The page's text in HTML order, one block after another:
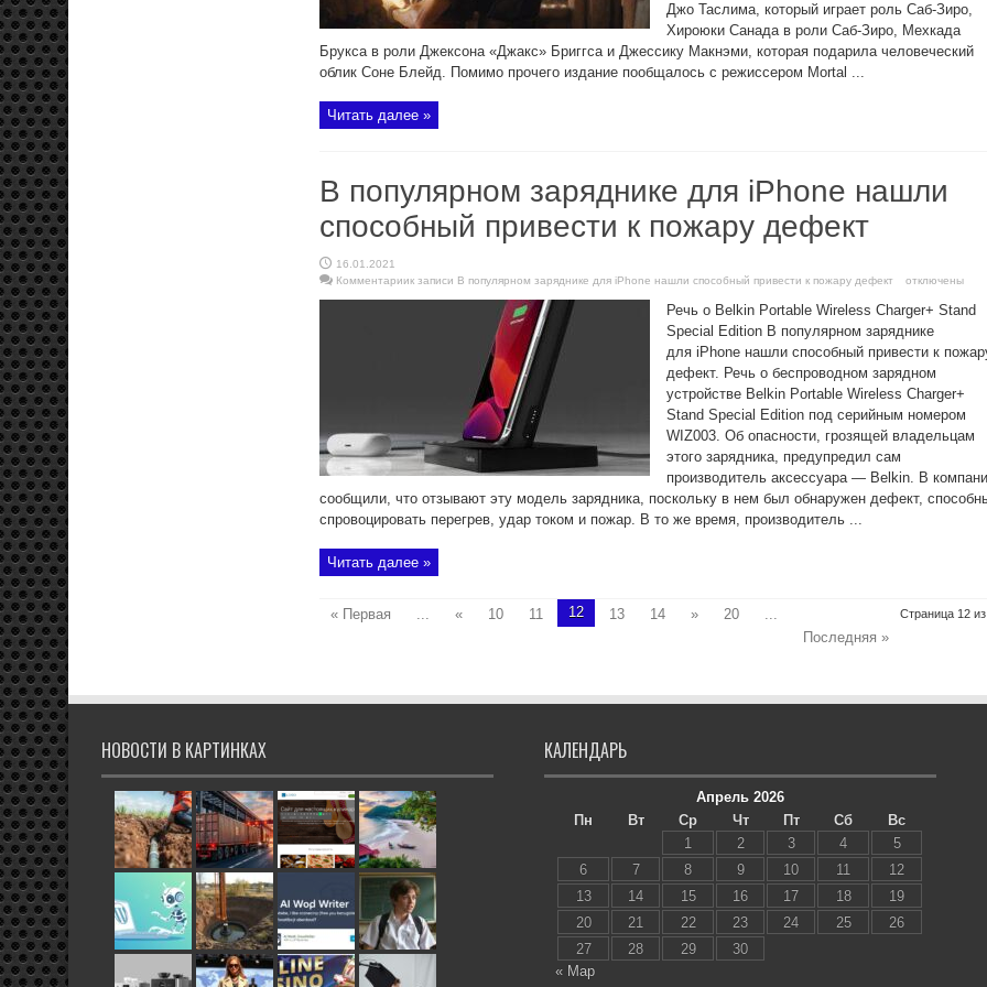
Джо Таслима, который играет роль Саб-Зиро,
Хироюки Санада в роли Саб-Зиро, Мехкада
Брукса в роли Джексона «Джакс» Бриггса и Джессику Макнэми, которая подарила человеческий
облик Соне Блейд. Помимо прочего издание пообщалось с режиссером Mortal ...
Читать далее »
В популярном заряднике для iPhone нашли
способный привести к пожару дефект
16.01.2021
Комментариик записи В популярном заряднике для iPhone нашли способный привести к пожару дефект отключены
Речь о Belkin Portable Wireless Charger+ Stand
Special Edition В популярном заряднике
для iPhone нашли способный привести к
дефект. Речь о беспроводном зарядном
устройстве Belkin Portable Wireless Charger+
Stand Special Edition под серийным номером
WIZ003. Об опасности, грозящей владельцам
этого зарядника, предупредил сам
производитель аксессуара — Belkin. В
сообщили, что отзывают эту модель зарядника, поскольку в нем был обнаружен дефект,
спровоцировать перегрев, удар током и пожар. В то же время, производитель ...
Читать далее »
Страница 12
« Первая ... « 10 11 12 13 14 » 20
...
Последняя »
НОВОСТИ В КАРТИНКАХ КАЛЕНДАРЬ
Апрель 2026
Пн
Вт Ср Чт Пт Сб
Вс
1
2 3 4
5
6
7 8 9 10 11
12
13
14 15 16 17 18
19
20
21 22 23 24 25
26
27
28 29
30
« Мар